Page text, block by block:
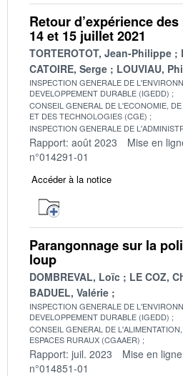
Retour d’expérience
14 et 15 juillet 2021
TORTEROTOT, Jean-Philippe
CATOIRE, Serge
LOUVIAU,
INSPECTION GENERALE DE
DEVELOPPEMENT DURABLE (IGEDD)
CONSEIL GENERAL DE L'ECONOMIE,
ET DES TECHNOLOGIES (CGE)
INSPECTION GENERALE DE
Rapport: août 2023 Mise en
n°014291-01
Accéder à la notice
Parangonnage sur la
loup
DOMBREVAL, Loïc
LE COZ,
BADUEL, Valérie
INSPECTION GENERALE DE
DEVELOPPEMENT DURABLE (IGEDD)
CONSEIL GENERAL DE
ESPACES RURAUX (CGAAER)
Rapport: juil. 2023 Mise en
n°014851-01